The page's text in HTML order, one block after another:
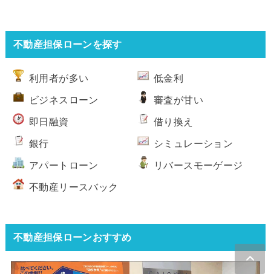
不動産担保ローンを探す
利用者が多い 低金利
ビジネスローン 審査が甘い
即日融資 借り換え
銀行 シミュレーション
アパートローン リバースモーゲージ
不動産リースバック
不動産担保ローンおすすめ